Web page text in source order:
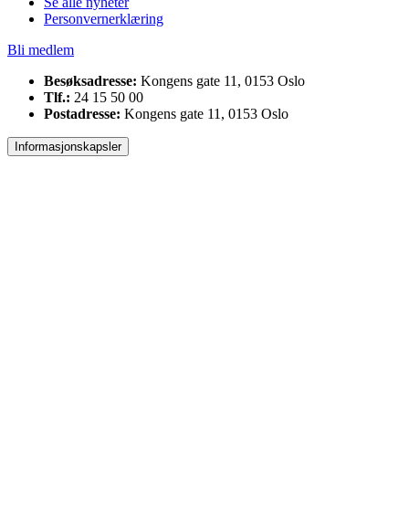
Personvernerklæring
Bli medlem
Besøksadresse: Kongens gate 11, 0153 Oslo
Tlf.: 24 15 50 00
Postadresse: Kongens gate 11, 0153 Oslo
Informasjonskapsler